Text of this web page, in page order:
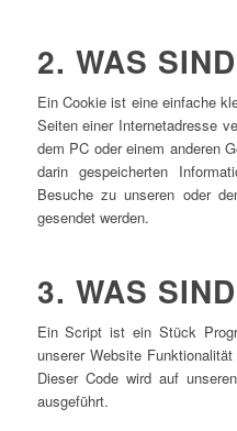
2. WAS
Ein Cookie ist eine einfache
Seiten einer Internetadresse
dem PC oder einem anderen
darin gespeicherten
Besuche zu unseren oder
gesendet werden.
3. WAS
Ein Script ist ein Stück
unserer Website
Dieser Code wird auf
ausgeführt.